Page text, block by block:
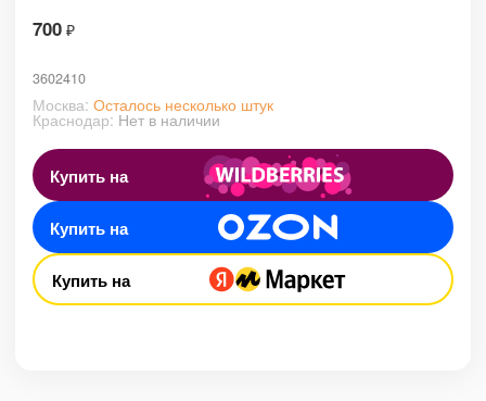
700 ₽
3602410
Москва: Осталось несколько штук
Краснодар: Нет в наличии
Купить на
Купить на
Купить на